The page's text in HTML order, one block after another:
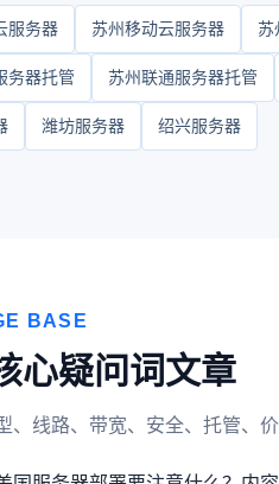
服务器 苏州移动云服务器 苏
务器托管 苏州联通服务器托管
潍坊服务器 绍兴服务器
BASE
心疑问词文章
、线路、带宽、安全、托管、